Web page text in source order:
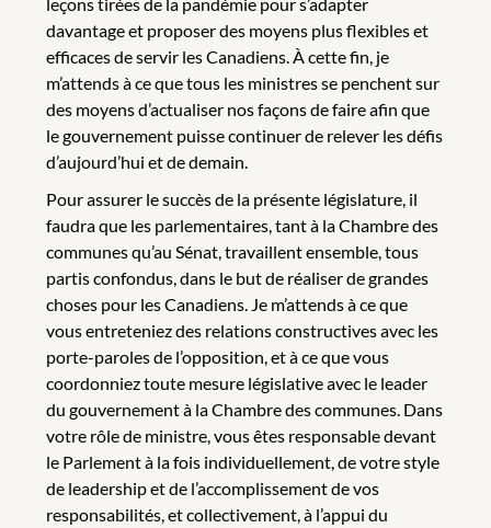
davantage et proposer des moyens plus flexibles et
efficaces de servir les Canadiens. À cette fin, je
m’attends à ce que tous les ministres se penchent sur
des moyens d’actualiser nos façons de faire afin que
le gouvernement puisse continuer de relever les défis
d’aujourd’hui et de demain.
Pour assurer le succès de la présente législature, il
faudra que les parlementaires, tant à la Chambre des
communes qu’au Sénat, travaillent ensemble, tous
partis confondus, dans le but de réaliser de grandes
choses pour les Canadiens. Je m’attends à ce que
vous entreteniez des relations constructives avec les
porte-paroles de l’opposition, et à ce que vous
coordonniez toute mesure législative avec le leader
du gouvernement à la Chambre des communes. Dans
votre rôle de ministre, vous êtes responsable devant
le Parlement à la fois individuellement, de votre style
de leadership et de l’accomplissement de vos
responsabilités, et collectivement, à l’appui du